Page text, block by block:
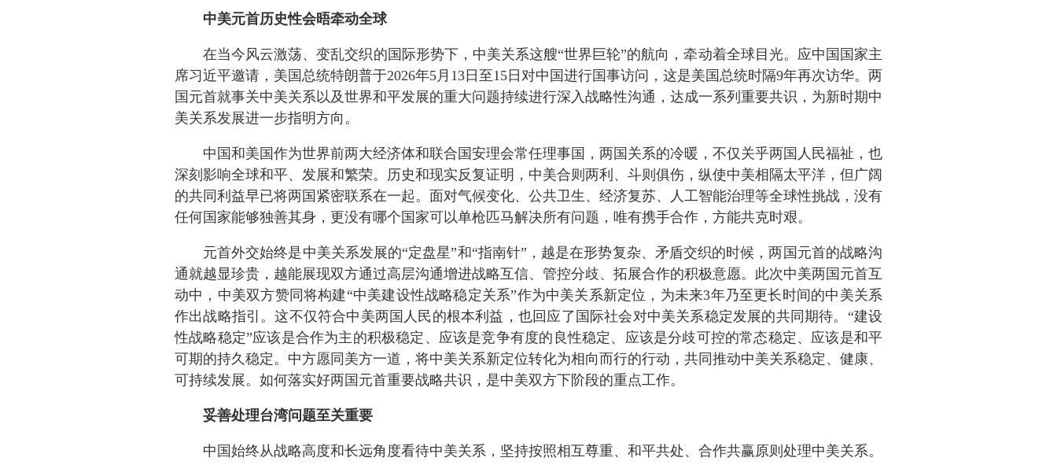
中美元首历史性会晤牵动全球
在当今风云激荡、变乱交织的国际形势下，中美关系这艘“世界巨轮”的航向，牵动着全球目光。应中国国家主
席习近平邀请，美国总统特朗普于2026年5月13日至15日对中国进行国事访问，这是美国总统时隔9年再次访华。两
国元首就事关中美关系以及世界和平发展的重大问题持续进行深入战略性沟通，达成一系列重要共识，为新时期中
美关系发展进一步指明方向。
中国和美国作为世界前两大经济体和联合国安理会常任理事国，两国关系的冷暖，不仅关乎两国人民福祉，也
深刻影响全球和平、发展和繁荣。历史和现实反复证明，中美合则两利、斗则俱伤，纵使中美相隔太平洋，但广阔
的共同利益早已将两国紧密联系在一起。面对气候变化、公共卫生、经济复苏、人工智能治理等全球性挑战，没有
任何国家能够独善其身，更没有哪个国家可以单枪匹马解决所有问题，唯有携手合作，方能共克时艰。
元首外交始终是中美关系发展的“定盘星”和“指南针”，越是在形势复杂、矛盾交织的时候，两国元首的战略沟
通就越显珍贵，越能展现双方通过高层沟通增进战略互信、管控分歧、拓展合作的积极意愿。此次中美两国元首互
动中，中美双方赞同将构建“中美建设性战略稳定关系”作为中美关系新定位，为未来3年乃至更长时间的中美关系
作出战略指引。这不仅符合中美两国人民的根本利益，也回应了国际社会对中美关系稳定发展的共同期待。“建设
性战略稳定”应该是合作为主的积极稳定、应该是竞争有度的良性稳定、应该是分歧可控的常态稳定、应该是和平
可期的持久稳定。中方愿同美方一道，将中美关系新定位转化为相向而行的行动，共同推动中美关系稳定、健康、
可持续发展。如何落实好两国元首重要战略共识，是中美双方下阶段的重点工作。
妥善处理台湾问题至关重要
中国始终从战略高度和长远角度看待中美关系，坚持按照相互尊重、和平共处、合作共赢原则处理中美关系。